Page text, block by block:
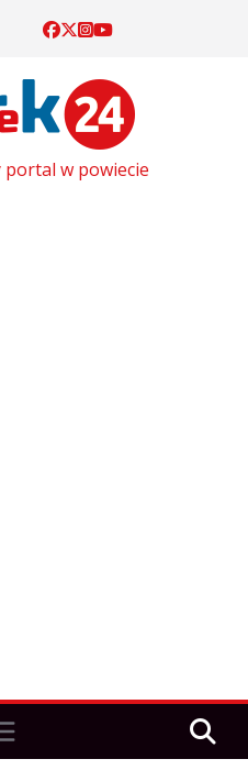
portal w powiecie